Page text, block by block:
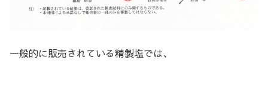
一般的に販売されている精製塩では、